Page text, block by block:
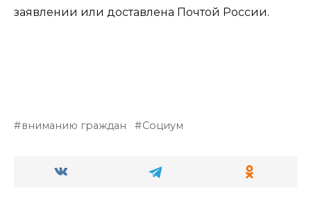
заявлении или доставлена Почтой России.
вниманию граждан Социум